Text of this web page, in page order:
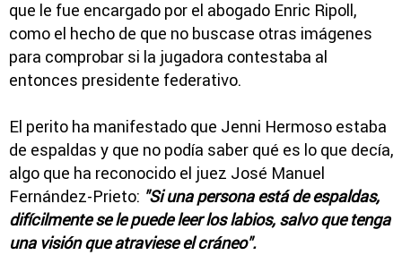
que le fue encargado por el abogado Enric Ripoll,
como el hecho de que no buscase otras imágenes
para comprobar si la jugadora contestaba al
entonces presidente federativo.
El perito ha manifestado que Jenni Hermoso estaba
de espaldas y que no podía saber qué es lo que decía,
algo que ha reconocido el juez José Manuel
Fernández-Prieto: "Si una persona está de espaldas,
difícilmente se le puede leer los labios, salvo que tenga
una visión que atraviese el cráneo".